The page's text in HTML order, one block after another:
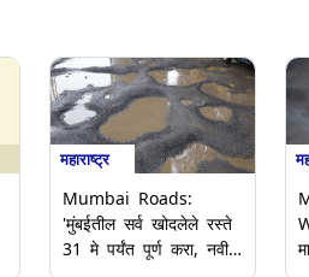
महाराष्ट्र
Mumbai Roads:
'मुंबईतील सर्व खोदलेले रस्ते
31 मे पर्यंत पूर्ण करा, नवीन